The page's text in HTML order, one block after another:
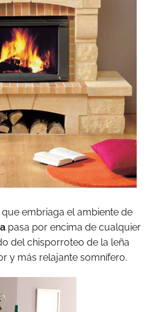
embriaga el ambiente de
pasa por encima de cualquier
del chisporroteo de la leña
y más relajante somnífero.